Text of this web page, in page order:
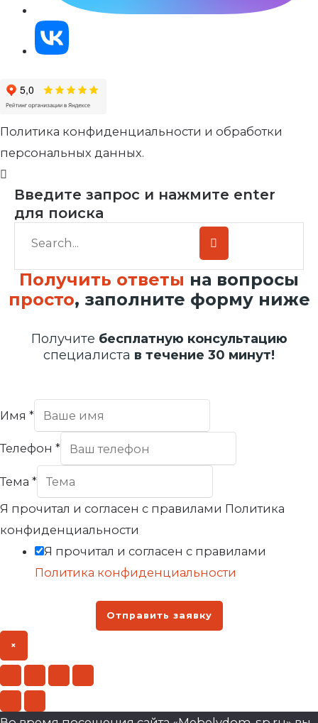
Политика конфиденциальности и обработки
персональных данных.
Введите запрос и нажмите enter
для поиска
Получить ответы на вопросы
просто, заполните форму ниже
Получите бесплатную консультацию
специалиста в течение 30 минут!
Имя *
Телефон *
Тема *
Я прочитал и согласен с правилами Политика
конфиденциальности
Я прочитал и согласен с правилами
Политика конфиденциальности
Отправить заявку
×